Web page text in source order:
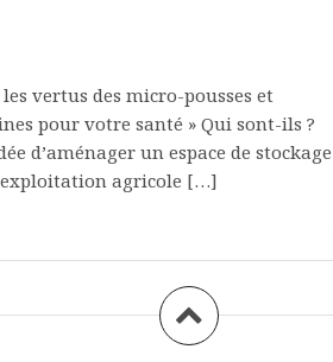
vertus des micro-pousses et
pour votre santé » Qui sont-ils ?
d’aménager un espace de stockage
exploitation agricole […]